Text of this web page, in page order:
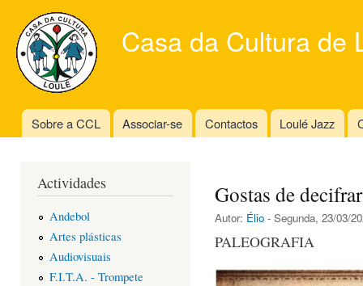
Casa da Cultura de
Main menu
Sobre a CCL Associar-se Contactos Loulé Jazz
Actividades
Andebol
Artes plásticas
Audiovisuais
F.I.T.A. - Trompete
Gostas de
Autor: Élio - Segunda, 23/03/
PALEOGRAFIA